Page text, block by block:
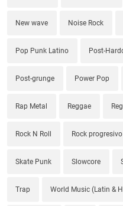
New wave Noise Rock
Pop Punk Latino Post-
Post-grunge Power Pop
Rap Metal Reggae
Rock N Roll Rock progresivo
Skate Punk Slowcore
Trap World Music (Latin &